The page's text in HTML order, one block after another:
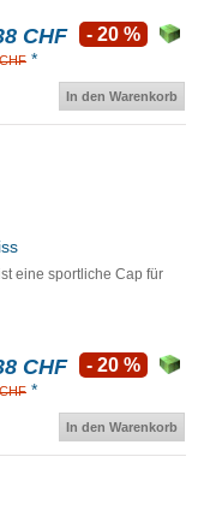
CHF
*
- 20 %
In den Warenkorb
eine sportliche Cap für
CHF
*
- 20 %
In den Warenkorb